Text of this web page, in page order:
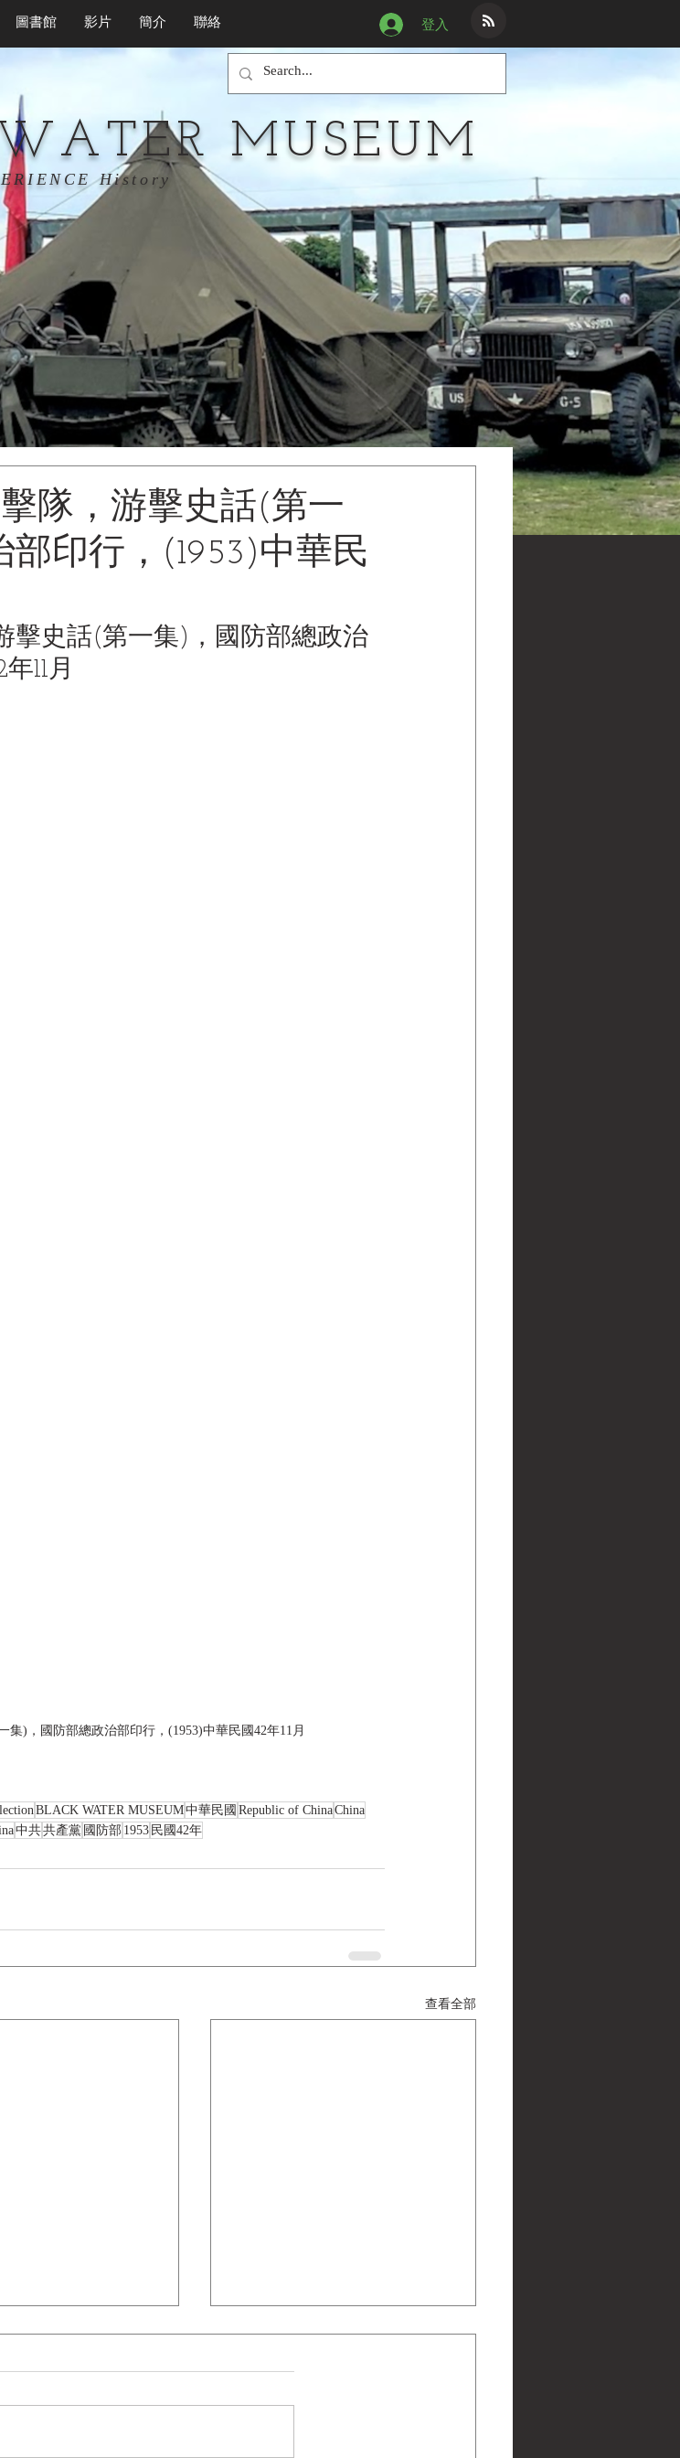
圖書館 影片 簡介 聯絡 登入
MUSEUM
History
隊，游擊史話(第一
印行，(1953)中華民
擊史話(第一集)，國防部總政治
11月
)，國防部總政治部印行，(1953)中華民國42年11月
BLACK WATER MUSEUM中華民國 Republic of ChinaChina
中共共產黨 國防部 1953 民國42年
查看全部